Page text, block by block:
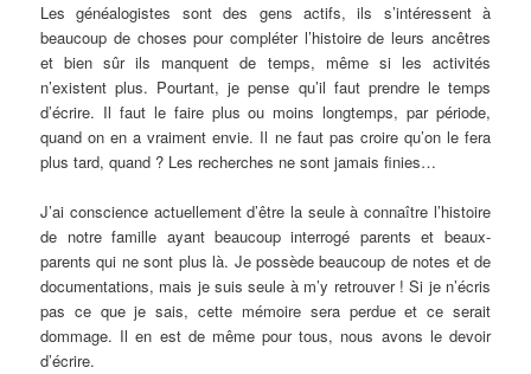
Les généalogistes sont des gens actifs, ils s’intéressent à
beaucoup de choses pour compléter l’histoire de leurs ancêtres
et bien sûr ils manquent de temps, même si les activités
n’existent plus. Pourtant, je pense qu’il faut prendre le temps
d’écrire. Il faut le faire plus ou moins longtemps, par période,
quand on en a vraiment envie. Il ne faut pas croire qu’on le fera
plus tard, quand ? Les recherches ne sont jamais finies…
J’ai conscience actuellement d’être la seule à connaître l’histoire
de notre famille ayant beaucoup interrogé parents et beaux-
parents qui ne sont plus là. Je possède beaucoup de notes et de
documentations, mais je suis seule à m’y retrouver ! Si je n’écris
pas ce que je sais, cette mémoire sera perdue et ce serait
dommage. Il en est de même pour tous, nous avons le devoir
d’écrire.